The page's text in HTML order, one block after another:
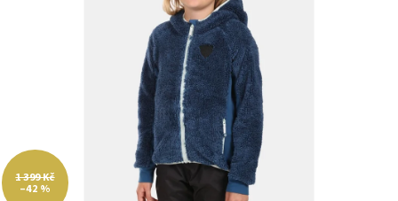
1 399 Kč
–42 %